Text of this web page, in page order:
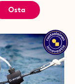
Osta